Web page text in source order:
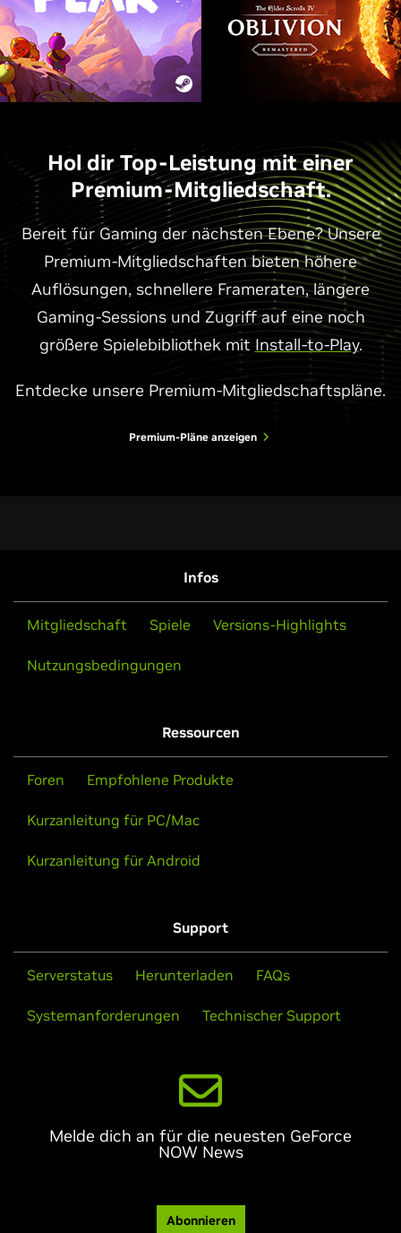
Hol dir Top-Leistung mit einer
Premium-Mitgliedschaft.
Bereit für Gaming der nächsten Ebene? Unsere
Premium-Mitgliedschaften bieten höhere
Auflösungen, schnellere Frameraten, längere
Gaming-Sessions und Zugriff auf eine noch
größere Spielebibliothek mit Install-to-Play.
Entdecke unsere Premium-Mitgliedschaftspläne.
Premium-Pläne anzeigen
Infos
Mitgliedschaft Spiele Versions-Highlights
Nutzungsbedingungen
Ressourcen
Foren Empfohlene Produkte
Kurzanleitung für PC/Mac
Kurzanleitung für Android
Support
Serverstatus Herunterladen FAQs
Systemanforderungen Technischer Support
Melde dich an für die neuesten GeForce
NOW News
Abonnieren